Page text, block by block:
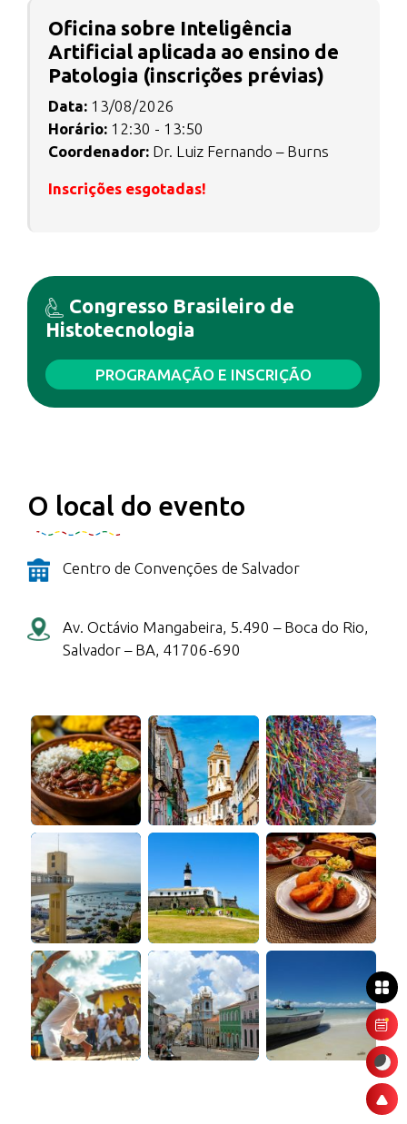
Oficina sobre Inteligência
Artificial aplicada ao ensino de
Patologia (inscrições prévias)
Data: 13/08/2026
Horário: 12:30 - 13:50
Coordenador: Dr. Luiz Fernando – Burns
Inscrições esgotadas!
Congresso Brasileiro de
Histotecnologia
PROGRAMAÇÃO E INSCRIÇÃO
O local do evento
Centro de Convenções de Salvador
Av. Octávio Mangabeira, 5.490 – Boca do Rio,
Salvador – BA, 41706-690